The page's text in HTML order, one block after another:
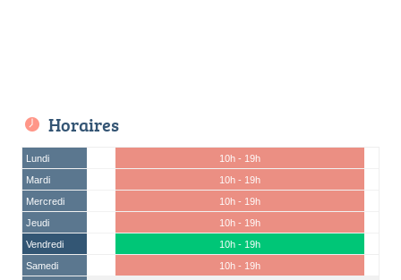
Horaires
Lundi
10h - 19h
Mardi
10h - 19h
Mercredi
10h - 19h
Jeudi
10h - 19h
Vendredi
10h - 19h
Samedi
10h - 19h